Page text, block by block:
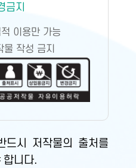
금지
이용만 가능
작성 금지
시 저작물의 출처를
합니다.